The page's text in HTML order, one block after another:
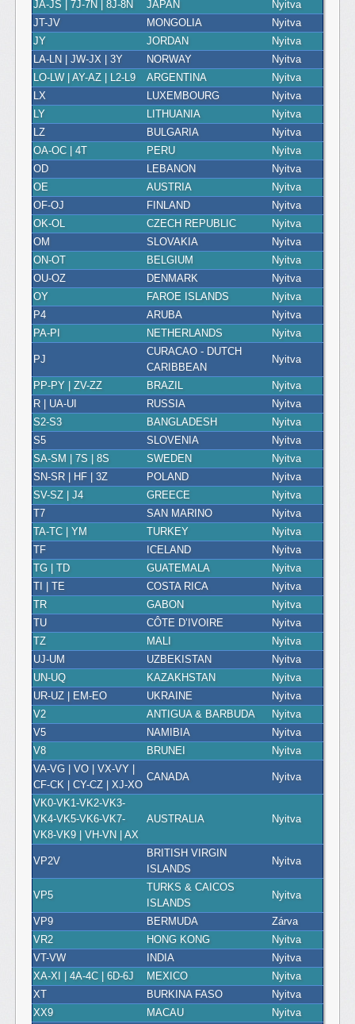
JA-JS | 7J-7N | 8J-8N JAPAN
Nyitva
JT-JV
MONGOLIA
Nyitva
JY
JORDAN
Nyitva
LA-LN | JW-JX | 3Y
NORWAY
Nyitva
LO-LW | AY-AZ | L2-L9
ARGENTINA
Nyitva
LX
LUXEMBOURG
Nyitva
LY
LITHUANIA
Nyitva
LZ
BULGARIA
Nyitva
OA-OC | 4T
PERU
Nyitva
OD
LEBANON
Nyitva
OE
AUSTRIA
Nyitva
OF-OJ
FINLAND
Nyitva
OK-OL
CZECH REPUBLIC
Nyitva
OM
SLOVAKIA
Nyitva
ON-OT
BELGIUM
Nyitva
OU-OZ
DENMARK
Nyitva
OY
FAROE ISLANDS
Nyitva
P4
ARUBA
Nyitva
PA-PI
NETHERLANDS Nyitva
PJ
CURACAO - DUTCH
CARIBBEAN
Nyitva
PP-PY | ZV-ZZ BRAZIL
Nyitva
R | UA-UI
RUSSIA
Nyitva
S2-S3
BANGLADESH
Nyitva
S5
SLOVENIA
Nyitva
SA-SM | 7S | 8S
SWEDEN
Nyitva
SN-SR | HF | 3Z
POLAND
Nyitva
SV-SZ | J4
GREECE
Nyitva
T7
SAN MARINO
Nyitva
TA-TC | YM
TURKEY
Nyitva
TF
ICELAND
Nyitva
TG | TD
GUATEMALA
Nyitva
TI | TE
COSTA RICA
Nyitva
TR
GABON
Nyitva
TU
CÔTE D’IVOIRE
Nyitva
TZ
MALI
Nyitva
UJ-UM
UZBEKISTAN
Nyitva
UN-UQ
KAZAKHSTAN
Nyitva
UR-UZ | EM-EO
UKRAINE
Nyitva
V2
ANTIGUA & BARBUDA
Nyitva
V5
NAMIBIA
Nyitva
V8
BRUNEI
Nyitva
VA-VG | VO | VX-VY |
CF-CK | CY-CZ | XJ-XO
CANADA Nyitva
VK0-VK1-VK2-VK3-
VK4-VK5-VK6-VK7-
VK8-VK9 | VH-VN | AX
AUSTRALIA Nyitva
VP2V
BRITISH VIRGIN
ISLANDS
Nyitva
VP5
TURKS & CAICOS
ISLANDS
Nyitva
VP9 BERMUDA
Zárva
VR2
HONG KONG
Nyitva
VT-VW
INDIA
Nyitva
XA-XI | 4A-4C | 6D-6J
MEXICO
Nyitva
XT
BURKINA FASO
Nyitva
XX9
MACAU
Nyitva